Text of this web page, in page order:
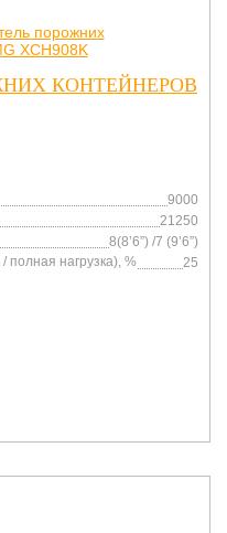
КОНТЕЙНЕРОВ
9000
21250
8(8’6”) /7 (9’6”)
полная нагрузка), %
25